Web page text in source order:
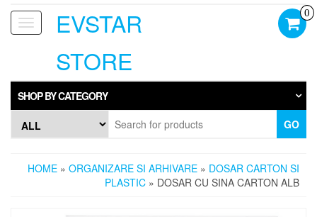
Toggle
navigationEVSTAR
STORE
0
SHOP BY CATEGORY
GO
HOME » ORGANIZARE SI ARHIVARE » DOSAR CARTON SI
PLASTIC » DOSAR CU SINA CARTON ALB